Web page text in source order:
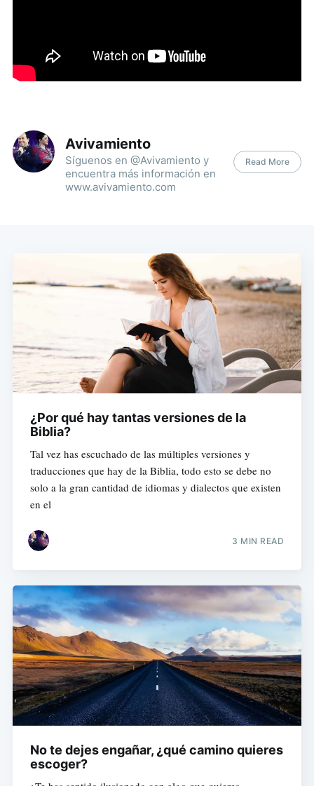
Avivamiento
Síguenos en @Avivamiento y
encuentra más información en
www.avivamiento.com
Read More
¿Por qué hay tantas versiones de la
Biblia?
Tal vez has escuchado de las múltiples versiones y
traducciones que hay de la Biblia, todo esto se debe no
solo a la gran cantidad de idiomas y dialectos que existen
en el
3 MIN READ
No te dejes engañar, ¿qué camino quieres
escoger?